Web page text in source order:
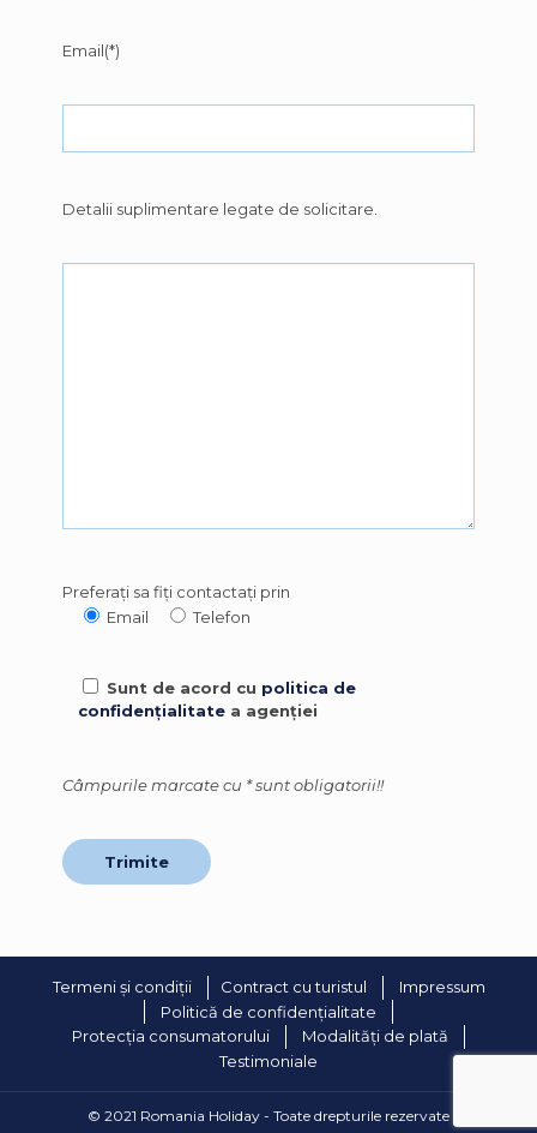
Email(*)
Detalii suplimentare legate de solicitare.
Preferați sa fiți contactați prin
Email
Telefon
Sunt de acord cu politica de
confidențialitate a agenției
Câmpurile marcate cu * sunt obligatorii!!
Termeni și condiții Contract cu turistul
Impressum
Politică de confidențialitate
Protecția consumatorului
Modalități de plată
Testimoniale
© 2021 Romania Holiday - Toate drepturile rezervate